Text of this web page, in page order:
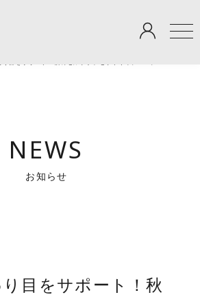
NEWS
お知らせ
目をサポート！秋